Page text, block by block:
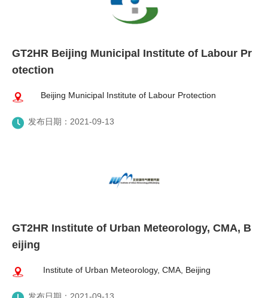
GT2HR Beijing Municipal Institute of Labour Pr
otection
Beijing Municipal Institute of Labour Protection
发布日期：2021-09-13
GT2HR Institute of Urban Meteorology, CMA, B
eijing
Institute of Urban Meteorology, CMA, Beijing